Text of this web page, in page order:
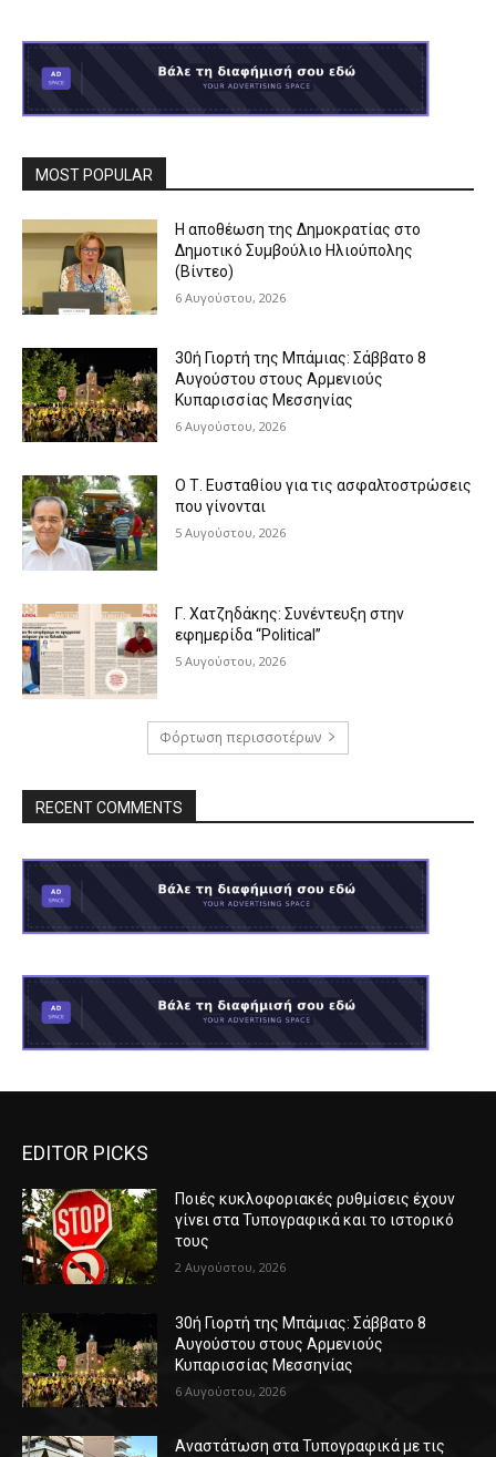
MOST POPULAR
Η αποθέωση της Δημοκρατίας στο
Δημοτικό Συμβούλιο Ηλιούπολης
(Βίντεο)
6 Αυγούστου, 2026
30ή Γιορτή της Μπάμιας: Σάββατο 8
Αυγούστου στους Αρμενιούς
Κυπαρισσίας Μεσσηνίας
6 Αυγούστου, 2026
Ο Τ. Ευσταθίου για τις ασφαλτοστρώσεις
που γίνονται
5 Αυγούστου, 2026
Γ. Χατζηδάκης: Συνέντευξη στην
εφημερίδα “Political”
5 Αυγούστου, 2026
Φόρτωση περισσοτέρων
RECENT COMMENTS
EDITOR PICKS
Ποιές κυκλοφοριακές ρυθμίσεις έχουν
γίνει στα Τυπογραφικά και το ιστορικό
τους
2 Αυγούστου, 2026
30ή Γιορτή της Μπάμιας: Σάββατο 8
Αυγούστου στους Αρμενιούς
Κυπαρισσίας Μεσσηνίας
6 Αυγούστου, 2026
Αναστάτωση στα Τυπογραφικά με τις